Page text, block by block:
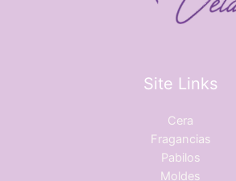
Site Links
Cera
Fragancias
Pabilos
Moldes